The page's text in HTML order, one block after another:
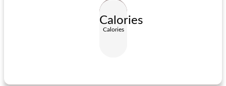
Calories
Calories